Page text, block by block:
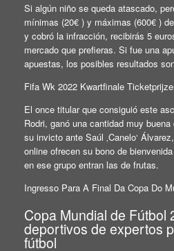
Si algún niño se queda atascado,
mínimas (20€ ) y máximas (600€ )
y cobró la infracción, recibirás 5
mercado que prefieras. Si fue una
apuestas, los posibles resultados
Fifa Wk 2022 Kwartfinale
El once titular que consiguió este
Rodri, ganó una cantidad muy
su invicto ante Saúl ‚Canelo‘
online ofrecen su bono de
en ese grupo entran las de frutas.
Ingresso Para A Final Da Copa Do
Copa Mundial de Fútbol
deportivos de expertos
fútbol